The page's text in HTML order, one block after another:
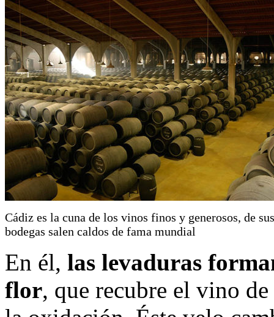
Cádiz es la cuna de los vinos finos y generosos, de sus
bodegas salen caldos de fama mundial
En él, las levaduras
flor, que recubre el vino